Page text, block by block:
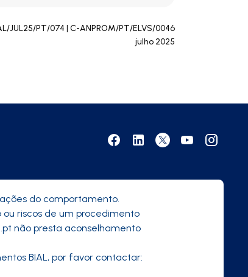
JUL25/PT/074 | C-ANPROM/PT/ELVS/0046
julho 2025
do comportamento.
riscos de um procedimento
não presta aconselhamento
BIAL, por favor contactar: